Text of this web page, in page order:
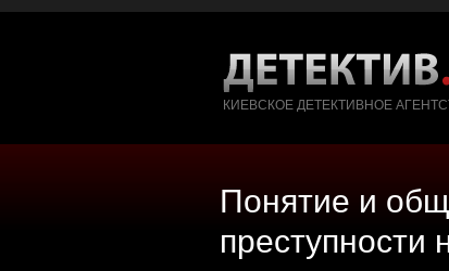
КИЕВСКОЕ ДЕТЕКТИВНОЕ
Понятие и
преступности